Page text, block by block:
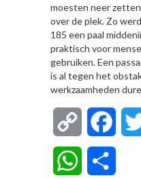
moesten neer
over de plek. Zo
185 een paal
praktisch voor
gebruiken. Een
is al tegen het
werkzaamheden
Copy
Link
WhatsApp